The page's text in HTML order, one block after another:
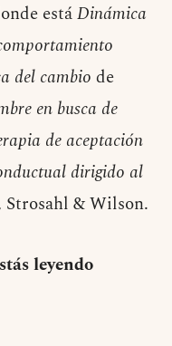
estáDinámica
del cambio de
en busca de
de aceptación
dirigido al
Strosahl & Wilson.
leyendo